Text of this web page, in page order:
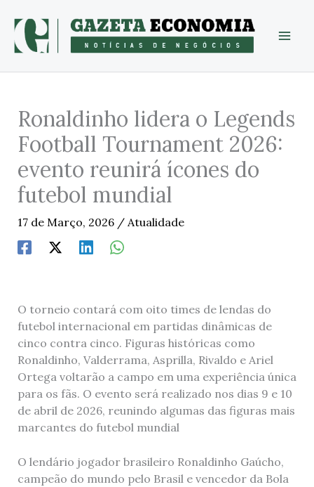
content
Ronaldinho lidera o Legends
Football Tournament 2026:
evento reunirá ícones do
futebol mundial
17 de Março, 2026 / Atualidade
O torneio contará com oito times de lendas do
futebol internacional em partidas dinâmicas de
cinco contra cinco. Figuras históricas como
Ronaldinho, Valderrama, Asprilla, Rivaldo e Ariel
Ortega voltarão a campo em uma experiência única
para os fãs. O evento será realizado nos dias 9 e 10
de abril de 2026, reunindo algumas das figuras mais
marcantes do futebol mundial
O lendário jogador brasileiro Ronaldinho Gaúcho,
campeão do mundo pelo Brasil e vencedor da Bola